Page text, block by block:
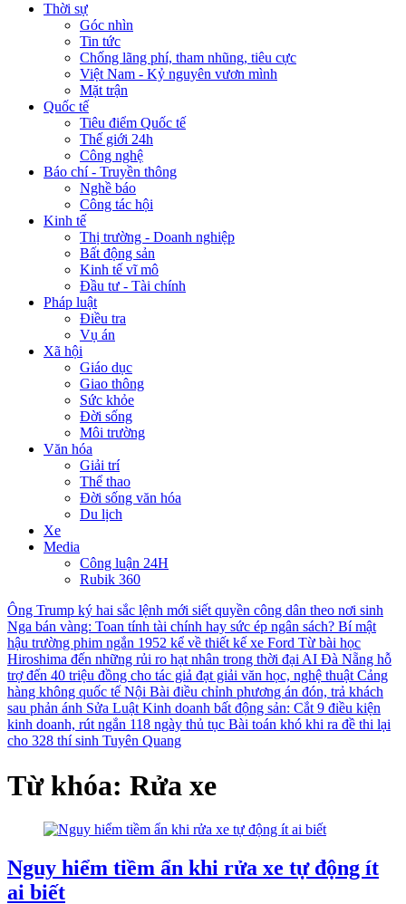
Thời sự
Góc nhìn
Tin tức
Chống lãng phí, tham nhũng, tiêu cực
Việt Nam - Kỷ nguyên vươn mình
Mặt trận
Quốc tế
Tiêu điểm Quốc tế
Thế giới 24h
Công nghệ
Báo chí - Truyền thông
Nghề báo
Công tác hội
Kinh tế
Thị trường - Doanh nghiệp
Bất động sản
Kinh tế vĩ mô
Đầu tư - Tài chính
Pháp luật
Điều tra
Vụ án
Xã hội
Giáo dục
Giao thông
Sức khỏe
Đời sống
Môi trường
Văn hóa
Giải trí
Thể thao
Đời sống văn hóa
Du lịch
Xe
Media
Công luận 24H
Rubik 360
Ông Trump ký hai sắc lệnh mới siết quyền công dân theo nơi sinh
Nga bán vàng: Toan tính tài chính hay sức ép ngân sách? Bí mật
hậu trường phim ngắn 1952 kể về thiết kế xe Ford Từ bài học
Hiroshima đến những rủi ro hạt nhân trong thời đại AI Đà Nẵng hỗ
trợ đến 40 triệu đồng cho tác giả đạt giải văn học, nghệ thuậtCảng
hàng không quốc tế Nội Bài điều chỉnh phương án đón, trả khách
sau phản ánh Sửa Luật Kinh doanh bất động sản: Cắt 9 điều kiện
kinh doanh, rút ngắn 118 ngày thủ tục Bài toán khó khi ra đề thi lại
cho 328 thí sinh Tuyên Quang
Từ khóa: Rửa xe
Nguy hiểm tiềm ẩn khi rửa xe tự động ít
ai biết